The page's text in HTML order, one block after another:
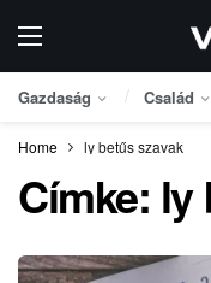
Gazdaság Család
Home ly betűs szavak
Címke: ly